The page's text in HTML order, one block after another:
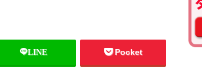
LINE Pocket